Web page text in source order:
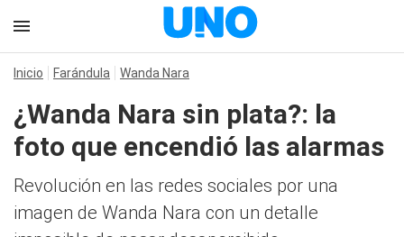
Inicio Farándula Wanda Nara
¿Wanda Nara sin plata?: la
foto que encendió las alarmas
Revolución en las redes sociales por una
imagen de Wanda Nara con un detalle